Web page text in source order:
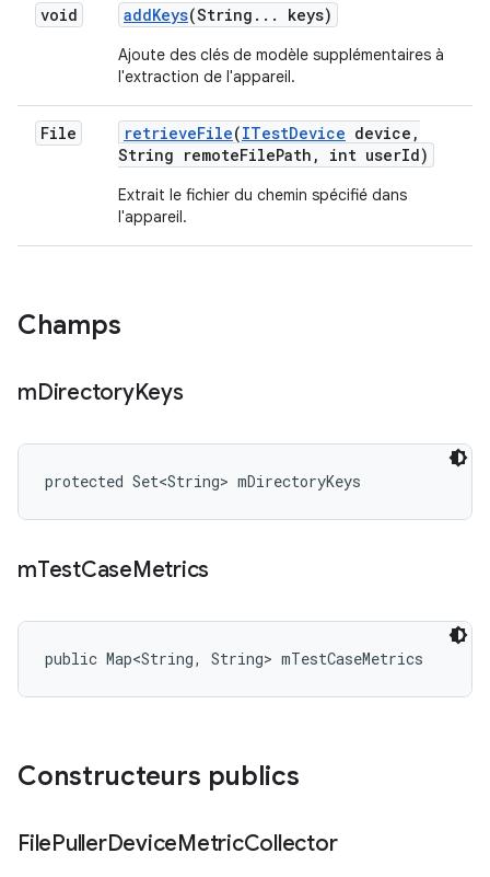
void addKeys(String . . . keys)
Ajoute des clés de modèle supplémentaires à
l'extraction de l'appareil.
File retrieveFile(ITestDevice device ,
String remoteFilePath , int userId)
Extrait le fichier du chemin spécifié dans
l'appareil.
Champs
mDirectoryKeys
protected Set<String> mDirectoryKeys
mTestCaseMetrics
public Map<String, String> mTestCaseMetrics
Constructeurs publics
FilePullerDeviceMetricCollector